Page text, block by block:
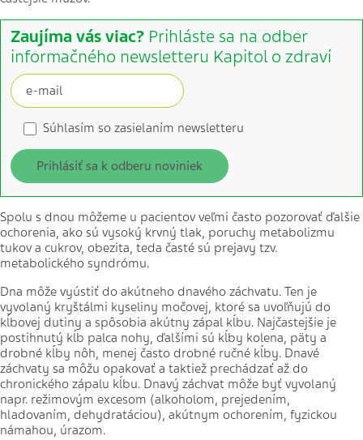
Zaujíma vás viac? Prihláste sa na odber
informačného newsletteru Kapitol o zdraví
Súhlasím so zasielaním newsletteru
Prihlásiť sa k odberu noviniek
Spolu s dnou môžeme u pacientov veľmi často pozorovať ďalšie
ochorenia, ako sú vysoký krvný tlak, poruchy metabolizmu
tukov a cukrov, obezita, teda časté sú prejavy tzv.
metabolického syndrómu.
Dna môže vyústiť do akútneho dnavého záchvatu. Ten je
vyvolaný kryštálmi kyseliny močovej, ktoré sa uvoľňujú do
kĺbovej dutiny a spôsobia akútny zápal kĺbu. Najčastejšie je
postihnutý kĺb palca nohy, ďalšími sú kĺby kolena, päty a
drobné kĺby nôh, menej často drobné ručné kĺby. Dnavé
záchvaty sa môžu opakovať a taktiež prechádzať až do
chronického zápalu kĺbu. Dnavý záchvat môže byť vyvolaný
napr. režimovým excesom (alkoholom, prejedením,
hladovaním, dehydratáciou), akútnym ochorením, fyzickou
námahou, úrazom.